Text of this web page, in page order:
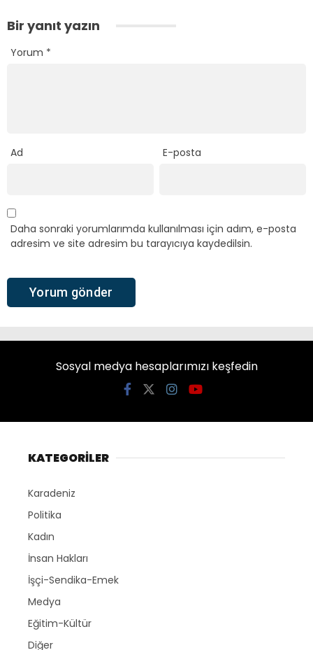
Bir yanıt yazın
Yorum *
Ad E-posta
Daha sonraki yorumlarımda kullanılması için adım, e-posta
adresim ve site adresim bu tarayıcıya kaydedilsin.
Sosyal medya hesaplarımızı keşfedin
KATEGORİLER
Karadeniz
Politika
Kadın
İnsan Hakları
İşçi-Sendika-Emek
Medya
Eğitim-Kültür
Diğer